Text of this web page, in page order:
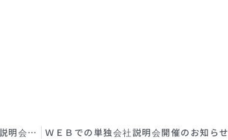
マイナビ就職ＥＸＰＯ 合同会社説明会参加のお知らせ ＷＥＢでの単独会社説明会開催のお知らせ